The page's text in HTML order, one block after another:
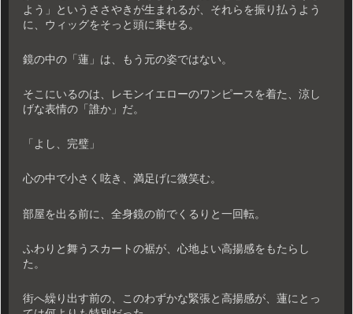
よう」というささやきが生まれるが、それらを振り払うよう
に、ウィッグをそっと頭に乗せる。
鏡の中の「蓮」は、もう元の姿ではない。
そこにいるのは、レモンイエローのワンピースを着た、涼し
げな表情の「誰か」だ。
「よし、完璧」
心の中で小さく呟き、満足げに微笑む。
部屋を出る前に、全身鏡の前でくるりと一回転。
ふわりと舞うスカートの裾が、心地よい高揚感をもたらし
た。
街へ繰り出す前の、このわずかな緊張と高揚感が、蓮にとっ